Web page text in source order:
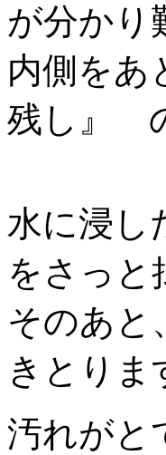
が分かり
内側を
残し』
水に浸し
をさっと
そのあと
きとりま
汚れがと